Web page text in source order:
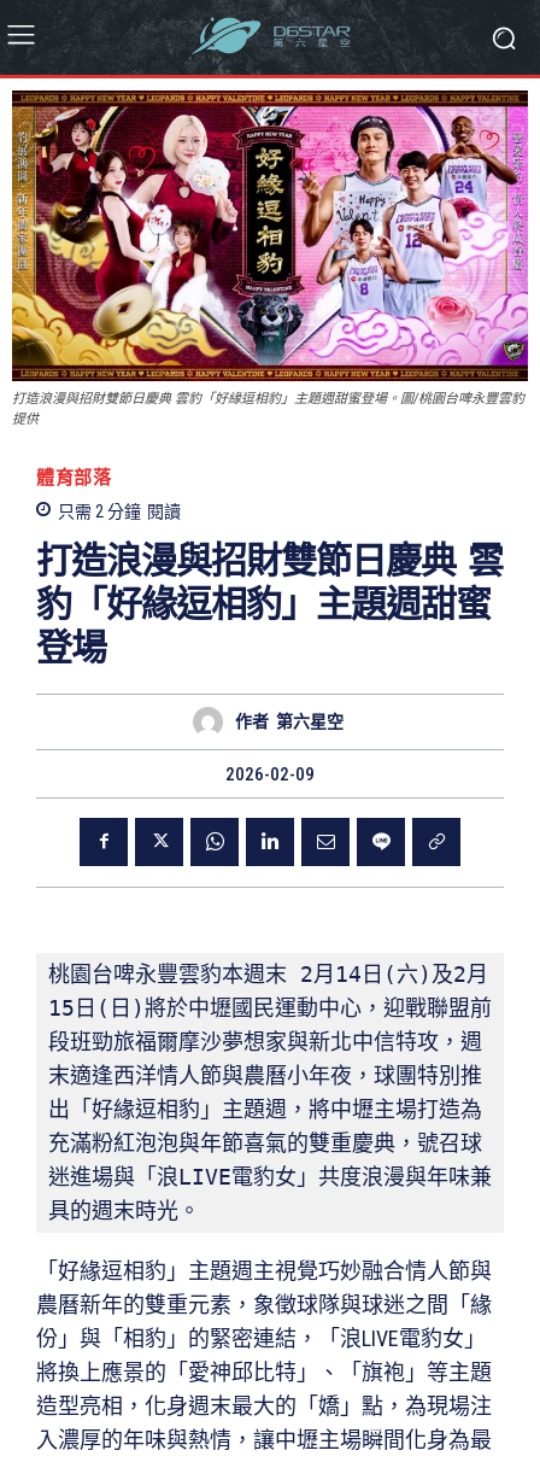
打造浪漫與招財雙節日慶典 雲豹「好緣逗相豹」主題週甜蜜登場。圖/桃園台啤永豐雲豹
提供
體育部落
只需 2 分鐘 閱讀
打造浪漫與招財雙節日慶典 雲
豹「好緣逗相豹」主題週甜蜜
登場
作者 第六星空
2026-02-09
桃園台啤永豐雲豹本週末 2月14日(六)及2月
15日(日)將於中壢國民運動中心，迎戰聯盟前
段班勁旅福爾摩沙夢想家與新北中信特攻，週
末適逢西洋情人節與農曆小年夜，球團特別推
出「好緣逗相豹」主題週，將中壢主場打造為
充滿粉紅泡泡與年節喜氣的雙重慶典，號召球
迷進場與「浪LIVE電豹女」共度浪漫與年味兼
具的週末時光。
「好緣逗相豹」主題週主視覺巧妙融合情人節與
農曆新年的雙重元素，象徵球隊與球迷之間「緣
份」與「相豹」的緊密連結，「浪LIVE電豹女」
將換上應景的「愛神邱比特」、「旗袍」等主題
造型亮相，化身週末最大的「嬌」點，為現場注
入濃厚的年味與熱情，讓中壢主場瞬間化身為最